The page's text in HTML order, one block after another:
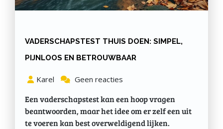
VADERSCHAPSTEST THUIS DOEN: SIMPEL,
PIJNLOOS EN BETROUWBAAR
Karel Geen reacties
Een vaderschapstest kan een hoop vragen
beantwoorden, maar het idee om er zelf een uit
te voeren kan best overweldigend lijken.